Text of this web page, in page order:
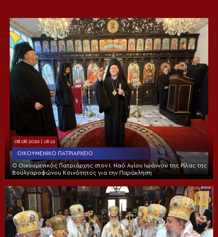
08.08.2026 | 18:19
ΟΙΚΟΥΜΕΝΙΚΌ ΠΑΤΡΙΑΡΧΕΊΟ
Ο Οικουμενικός Πατριάρχης στον I. Ναό Αγίου Ιωάννου της Ρίλας της
Βουλγαροφώνου Κοινότητος για την Παράκληση